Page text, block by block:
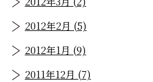
2012年2月 (5)
2012年1月 (9)
2011年12月 (7)